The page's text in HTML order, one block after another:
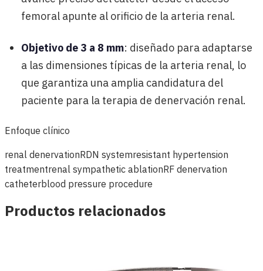
femoral apunte al orificio de la arteria renal.
Objetivo de 3 a 8 mm: diseñado para adaptarse
a las dimensiones típicas de la arteria renal, lo
que garantiza una amplia candidatura del
paciente para la terapia de denervación renal.
Enfoque clínico
renal denervationRDN systemresistant hypertension
treatmentrenal sympathetic ablationRF denervation
catheterblood pressure procedure
Productos relacionados